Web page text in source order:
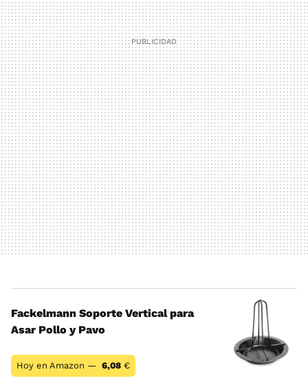
Fackelmann Soporte Vertical para
Asar Pollo y Pavo
Hoy en Amazon — 6,08 €